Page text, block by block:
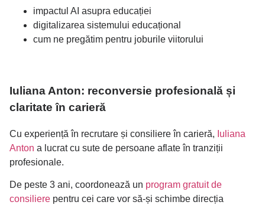
impactul AI asupra educației
digitalizarea sistemului educațional
cum ne pregătim pentru joburile viitorului
Iuliana Anton: reconversie profesională și
claritate în carieră
Cu experiență în recrutare și consiliere în carieră, Iuliana
Anton a lucrat cu sute de persoane aflate în tranziții
profesionale.
De peste 3 ani, coordonează un program gratuit de
consiliere pentru cei care vor să-și schimbe direcția